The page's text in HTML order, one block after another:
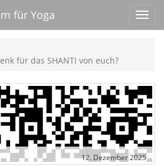
für Yoga
für das SHANTI von euch?
12. Dezember 2025